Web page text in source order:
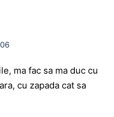
ma fac sa ma duc cu
cu zapada cat sa